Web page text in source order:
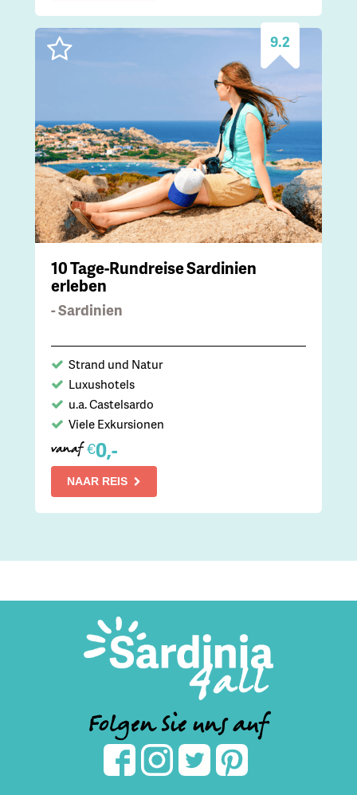
9.2
10 Tage-Rundreise Sardinien
erleben
- Sardinien
Strand und Natur
Luxushotels
u.a. Castelsardo
Viele Exkursionen
vanaf €0,-
NAAR REIS
Folgen Sie uns auf